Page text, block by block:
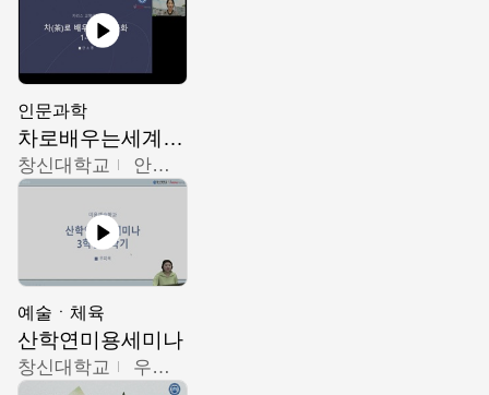
인문과학
차로배우는세계문화
창신대학교 안소영
예술ㆍ체육
산학연미용세미나
창신대학교 우미옥,오윤경,박선이